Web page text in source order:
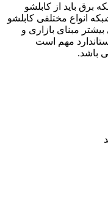
برق باید از کابلشو
انواع مختلفی کابلشو
مبنای بازاری و
مهم است
باشد.